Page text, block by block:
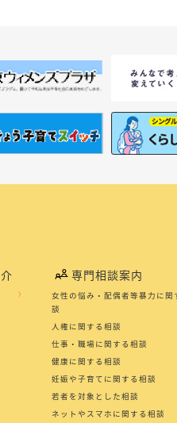
専門相談案内
女性の悩み・配偶者等暴力に関
談
人権に関する相談
仕事・職場に関する相談
健康に関する相談
妊娠や子育てに関する相談
若者を対象とした相談
ネットやスマホに関する相談